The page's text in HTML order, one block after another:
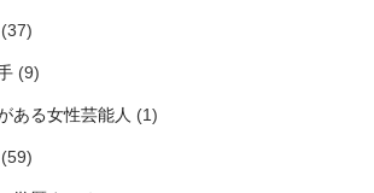
(37)
(9)
ある女性芸能人 (1)
(59)